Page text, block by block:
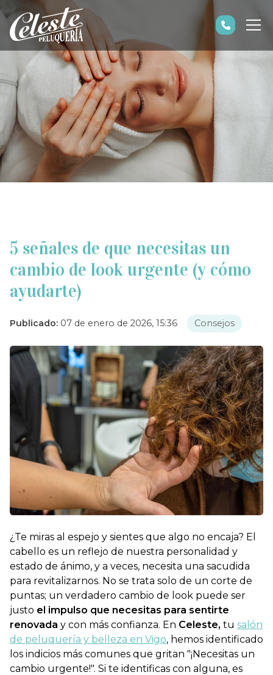
5 señales de que necesitas un
cambio de look urgente (y cómo
ayudarte)
Publicado: 07 de enero de 2026, 15:36 Consejos
¿Te miras al espejo y sientes que algo no encaja? El
cabello es un reflejo de nuestra personalidad y
estado de ánimo, y a veces, necesita una sacudida
para revitalizarnos. No se trata solo de un corte de
puntas; un verdadero cambio de look puede ser
justo el impulso que necesitas para sentirte
renovada y con más confianza. En Celeste, tu salón
de peluquería y belleza en Vigo, hemos identificado
los indicios más comunes que gritan "¡Necesitas un
cambio urgente!". Si te identificas con alguna, es